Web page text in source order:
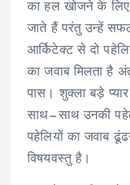
का हल खोजने के लिए
जाते हैं परंतु उन्हें
आर्किटेक्ट से दो
का जवाब मिलता है
पास। शुक्ला बड़े
साथ—साथ उनकी
पहेलियों का जवाब
विषयवस्तु है।